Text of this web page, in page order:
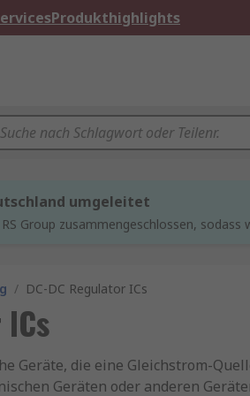
Produkthighlights
umgeleitet
Group zusammengeschlossen,
/ DC-DC Regulator ICs
Geräte, die eine Gleichstrom-
Geräten oder anderen